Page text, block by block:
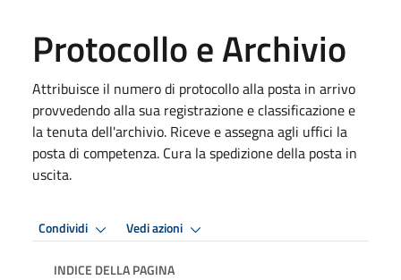
Protocollo e Archivio
Attribuisce il numero di protocollo alla posta in arrivo
provvedendo alla sua registrazione e classificazione e
la tenuta dell'archivio. Riceve e assegna agli uffici la
posta di competenza. Cura la spedizione della posta in
uscita.
Condividi Vedi azioni
INDICE DELLA PAGINA